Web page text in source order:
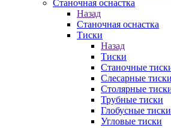
Станочная оснастка
Назад
Станочная оснастка
Тиски
Назад
Тиски
Станочные
Слесарные тиски
Столярные
Трубные тиски
Глобусные тиски
Угловые тиски